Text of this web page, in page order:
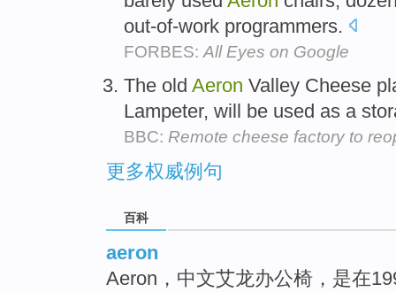
out-of-work programmers.
FORBES: All Eyes on Google
The old Aeron Valley Cheese
Lampeter, will be used as a
BBC: Remote cheese factory to
更多权威例句
百科
aeron
Aeron，中文艾龙办公椅，是在